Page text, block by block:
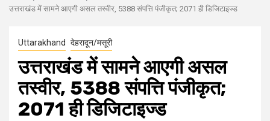
उत्तराखंड में सामने आएगी असल तस्वीर, 5388 संपत्ति पंजीकृत; 2071 ही डिजिटाइज्ड
Uttarakhand देहरादून/मसूरी
उत्तराखंड में सामने आएगी असल
तस्वीर, 5388 संपत्ति पंजीकृत;
2071 ही डिजिटाइज्ड